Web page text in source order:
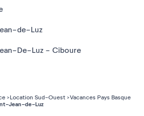
de-Luz
De-Luz - Ciboure
Location Sud-Ouest Vacances Pays Basque
Jean-de-Luz